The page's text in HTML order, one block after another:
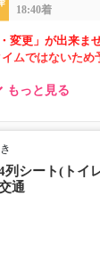
18:40着
変更」が出来ませ
ムではないため
も安心
もっと見る
列シート(トイ
通